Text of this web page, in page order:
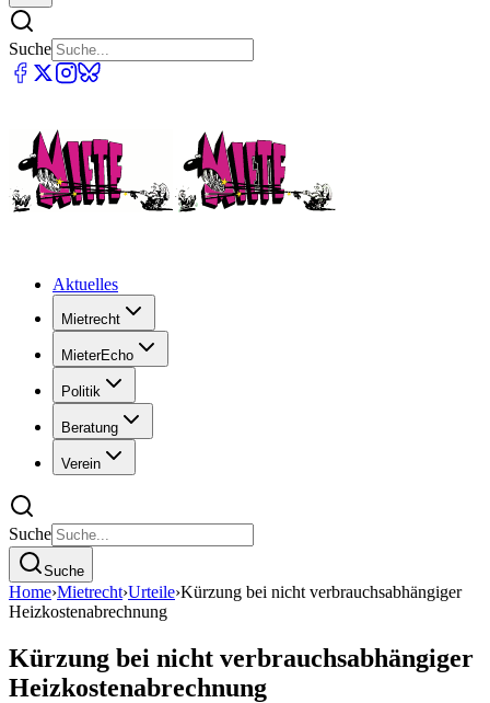
Suche
Aktuelles
Mietrecht
MieterEcho
Politik
Beratung
Verein
Suche
Suche
Home›Mietrecht›Urteile›Kürzung bei nicht verbrauchsabhängiger
Heizkostenabrechnung
Kürzung bei nicht verbrauchsabhängiger
Heizkostenabrechnung